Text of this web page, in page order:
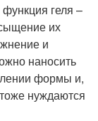
геля –
их
и
наносить
формы и,
нуждаются